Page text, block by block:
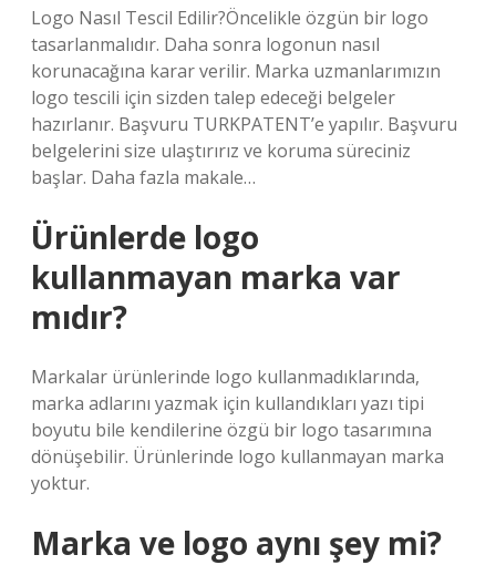
Logo Nasıl Tescil Edilir?Öncelikle özgün bir logo
tasarlanmalıdır. Daha sonra logonun nasıl
korunacağına karar verilir. Marka uzmanlarımızın
logo tescili için sizden talep edeceği belgeler
hazırlanır. Başvuru TURKPATENT’e yapılır. Başvuru
belgelerini size ulaştırırız ve koruma süreciniz
başlar. Daha fazla makale…
Ürünlerde logo
kullanmayan marka var
mıdır?
Markalar ürünlerinde logo kullanmadıklarında,
marka adlarını yazmak için kullandıkları yazı tipi
boyutu bile kendilerine özgü bir logo tasarımına
dönüşebilir. Ürünlerinde logo kullanmayan marka
yoktur.
Marka ve logo aynı şey mi?